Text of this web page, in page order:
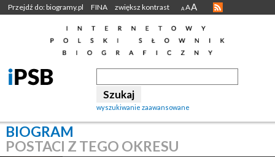
Przejdź do: biogramy.pl FINA zwiększ kontrast A AA
wyszukiwanie zaawansowane
BIOGRAM
POSTACI Z TEGO OKRESU